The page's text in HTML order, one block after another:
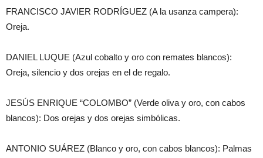
FRANCISCO JAVIER RODRÍGUEZ (A la usanza campera):
Oreja.
DANIEL LUQUE (Azul cobalto y oro con remates blancos):
Oreja, silencio y dos orejas en el de regalo.
JESÚS ENRIQUE “COLOMBO” (Verde oliva y oro, con cabos
blancos): Dos orejas y dos orejas simbólicas.
ANTONIO SUÁREZ (Blanco y oro, con cabos blancos): Palmas